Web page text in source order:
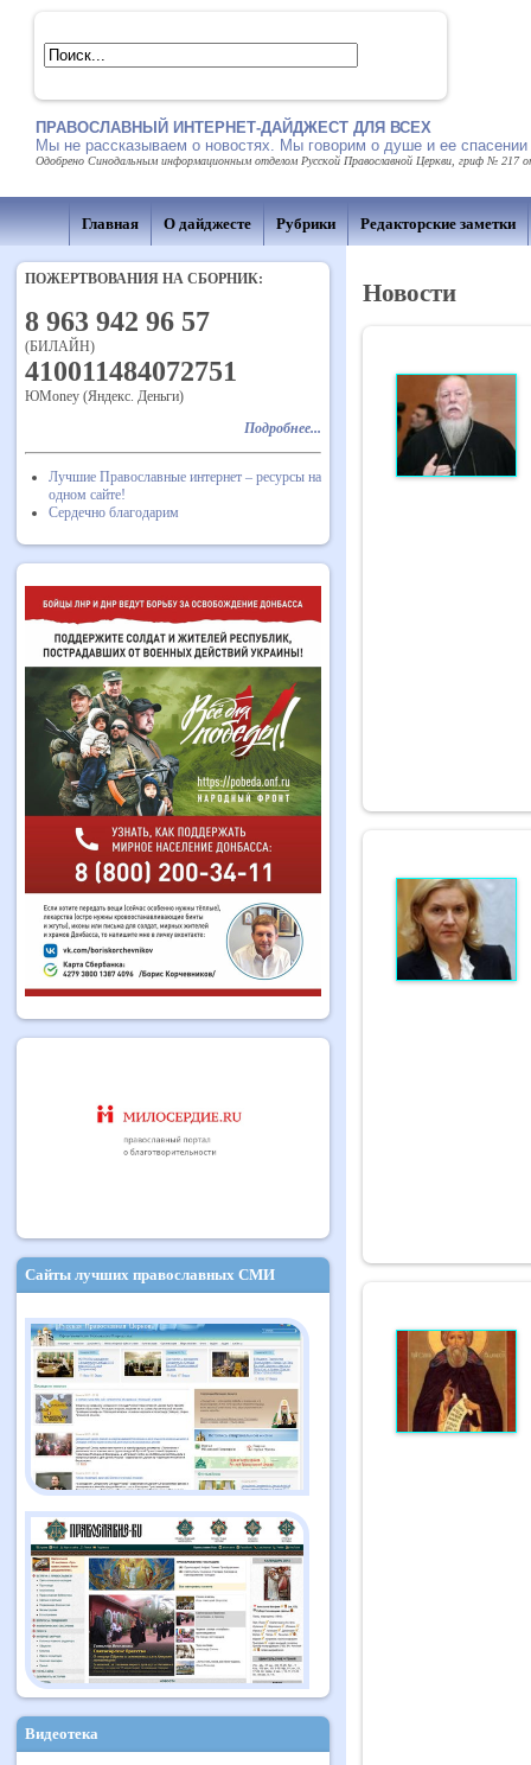
ПРАВОСЛАВНЫЙ ИНТЕРНЕТ-ДАЙДЖЕСТ ДЛЯ ВСЕХ
Мы не рассказываем о новостях. Мы говорим о душе и ее спасении
Одобрено Синодальным информационным отделом Русской Православной Церкви, гриф № 217
Главная О дайджесте Рубрики Редакторские заметки
ПОЖЕРТВОВАНИЯ НА СБОРНИК:
8 963 942 96 57
(БИЛАЙН)
410011484072751
ЮMoney (Яндекс. Деньги)
Подробнее...
Лучшие Православные интернет – ресурсы на
одном сайте!
Сердечно благодарим
Сайты лучших православных СМИ
Видеотека
Новости